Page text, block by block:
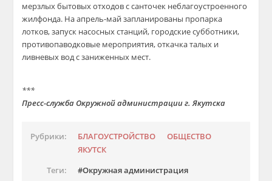
мерзлых бытовых отходов с санточек неблагоустроенного
жилфонда. На апрель-май запланированы пропарка
лотков, запуск насосных станций, городские субботники,
противопаводковые мероприятия, откачка талых и
ливневых вод с заниженных мест.
***
Пресс-служба Окружной администрации г. Якутска
Рубрики: БЛАГОУСТРОЙСТВО
ОБЩЕСТВО
ЯКУТСК
Теги:
Окружная администрация